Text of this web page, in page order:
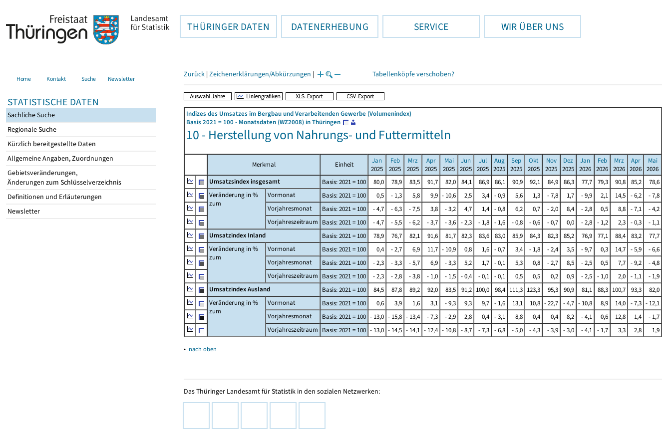
THÜRINGER DATEN DATENERHEBUNG SERVICE WIR ÜBER UNS
Home Kontakt Suche Newsletter
STATISTISCHE DATEN
Sachliche Suche
Regionale Suche
Kürzlich bereitgestellte Daten
Allgemeine Angaben, Zuordnungen
Gebietsveränderungen,
Änderungen zum Schlüsselverzeichnis
Definitionen und Erläuterungen
Newsletter
Zurück | Zeichenerklärungen/Abkürzungen | Tabellenköpfe verschoben?
Indizes des Umsatzes im Bergbau und Verarbeitenden Gewerbe (Volumenindex)
Basis 2021 = 100 - Monatsdaten (WZ2008) in Thüringen
10 - Herstellung von Nahrungs- und Futtermitteln
Merkmal Einheit
Jan
2025
Feb
2025
Mrz
2025
Apr
2025
Mai
2025
Jun
2025
Jul
2025
Aug
2025
Sep
2025
Okt
2025
Nov
2025
Dez
2025
Jan
2026
Feb
2026
Mrz
2026
Apr
2026
Mai
2026
Umsatzsindex insgesamt
Basis: 2021 = 100 80,0 78,9 83,5 91,7 82,0 84,1 86,9 86,1 90,9 92,1 84,9 86,3 77,7 79,3 90,8 85,2
78,6
Veränderung in %
zum
Vormonat Basis: 2021 = 100 0,5 - 1,3 5,8 9,9 - 10,6 2,5 3,4 - 0,9 5,6 1,3 - 7,8 1,7 - 9,9 2,1 14,5 - 6,2
- 7,8
Vorjahresmonat
Basis: 2021 = 100 - 4,7 - 6,3 - 7,5 3,8 - 3,2 4,7 1,4 - 0,8 6,2 0,7 - 2,0 8,4 - 2,8 0,5 8,8 - 7,1
- 4,2
Vorjahreszeitraum Basis: 2021 = 100 - 4,7 - 5,5 - 6,2 - 3,7 - 3,6 - 2,3 - 1,8 - 1,6 - 0,8 - 0,6 - 0,7 0,0 - 2,8 - 1,2 2,3 - 0,3
- 1,1
Umsatzindex Inland
Basis: 2021 = 100 78,9 76,7 82,1 91,6 81,7 82,3 83,6 83,0 85,9 84,3 82,3 85,2 76,9 77,1 88,4 83,2
77,7
Veränderung in %
zum
Vormonat Basis: 2021 = 100 0,4 - 2,7 6,9 11,7 - 10,9 0,8 1,6 - 0,7 3,4 - 1,8 - 2,4 3,5 - 9,7 0,3 14,7 - 5,9
- 6,6
Vorjahresmonat
Basis: 2021 = 100 - 2,3 - 3,3 - 5,7 6,9 - 3,3 5,2 1,7 - 0,1 5,3 0,8 - 2,7 8,5 - 2,5 0,5 7,7 - 9,2
- 4,8
Vorjahreszeitraum Basis: 2021 = 100 - 2,3 - 2,8 - 3,8 - 1,0 - 1,5 - 0,4 - 0,1 - 0,1 0,5 0,5 0,2 0,9 - 2,5 - 1,0 2,0 - 1,1
- 1,9
Umsatzindex Ausland
Basis: 2021 = 100 84,5 87,8 89,2 92,0 83,5 91,2 100,0 98,4 111,3 123,3 95,3 90,9 81,1 88,3 100,7 93,3
82,0
Veränderung in %
zum
Vormonat Basis: 2021 = 100 0,6 3,9 1,6 3,1 - 9,3 9,3 9,7 - 1,6 13,1 10,8 - 22,7 - 4,7 - 10,8 8,9 14,0 - 7,3 - 12,1
Vorjahresmonat
Basis: 2021 = 100 - 13,0 - 15,8 - 13,4 - 7,3 - 2,9 2,8 0,4 - 3,1 8,8 0,4 0,4 8,2 - 4,1 0,6 12,8 1,4
- 1,7
Vorjahreszeitraum Basis: 2021 = 100 - 13,0 - 14,5 - 14,1 - 12,4 - 10,8 - 8,7 - 7,3 - 6,8 - 5,0 - 4,3 - 3,9 - 3,0 - 4,1 - 1,7 3,3 2,8 1,9
▴ nach oben
Das Thüringer Landesamt für Statistik in den sozialen Netzwerken: